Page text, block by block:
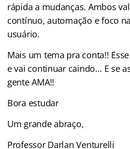
rápida a mudanças. Ambos
contínuo, automação e foco
usuário.
Mais um tema pra conta!!
e vai continuar caindo… E se
gente AMA!!
Bora estudar
Um grande abraço,
Professor Darlan Venturelli